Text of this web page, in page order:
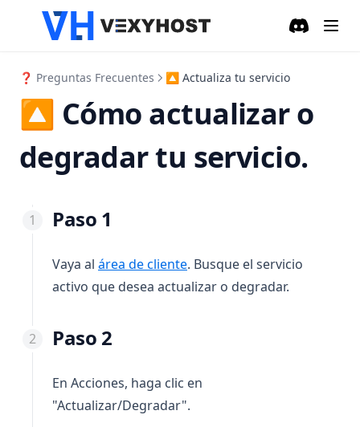
❓ Preguntas Frecuentes 🔼 Actualiza tu servicio
🔼 Cómo actualizar o
degradar tu servicio.
Paso 1
Vaya al área de cliente(opens in a new tab)
. Busque el servicio
activo que desea actualizar o degradar.
Paso 2
En Acciones, haga clic en
"Actualizar/Degradar".